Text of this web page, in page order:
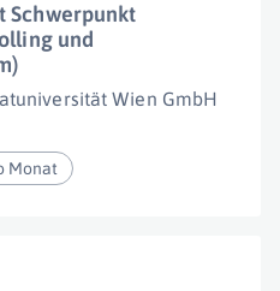
Schwerpunkt
und
Wien GmbH
Monat